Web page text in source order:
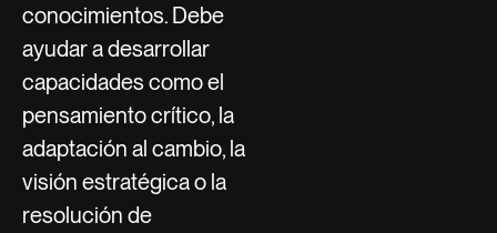
conocimientos. Debe
ayudar a desarrollar
capacidades como el
pensamiento crítico, la
adaptación al cambio, la
visión estratégica o la
resolución de